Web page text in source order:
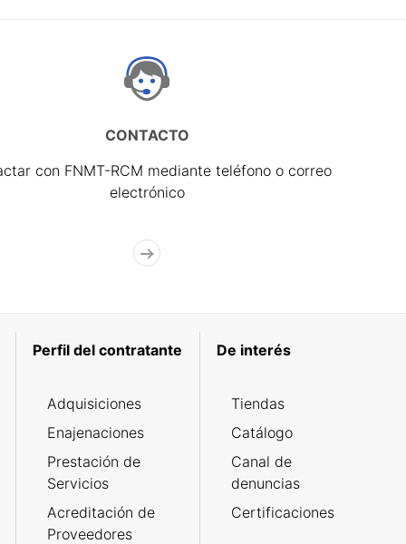
CONTACTO
con FNMT-RCM mediante teléfono o correo
electrónico
Perfil del contratante
Adquisiciones
Enajenaciones
Prestación de
Servicios
Acreditación de
Proveedores
De interés
Tiendas
Catálogo
Canal de
denuncias
Certificaciones